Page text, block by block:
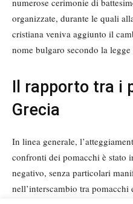
organizzate, durante le quali
cristiana veniva aggiunto il
nome bulgaro secondo la
Il rapporto tra i
Grecia
In linea generale,
confronti dei pomacchi è stato
negativo, senza particolari
nell’interscambio tra